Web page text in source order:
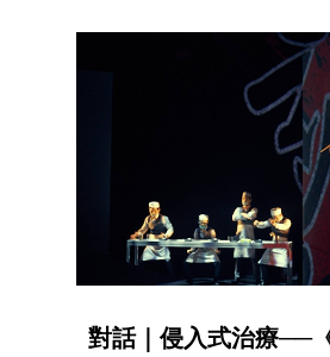
對話｜侵入式治療──